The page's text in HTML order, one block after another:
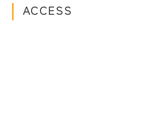
ACCESS